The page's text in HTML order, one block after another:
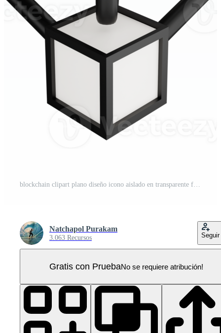
blockchain clipart plano diseño icono aislado en transparente fondo, 3d hacer tecnología y ai concepto PNG Pro
Natchapol Purakam
3.063 Recursos Seguir
Gratis con PruebaNo se requiere atribución!